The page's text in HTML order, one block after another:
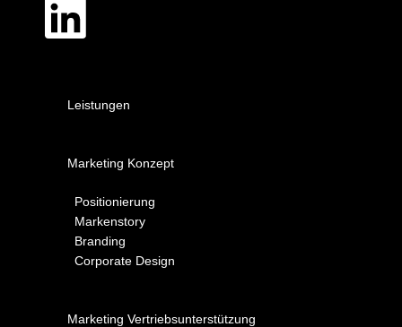
Leistungen
Marketing Konzept
Positionierung
Markenstory
Branding
Corporate Design
Marketing Vertriebsunterstützung